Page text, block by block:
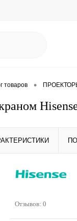
товаров •
Отзывов: 0